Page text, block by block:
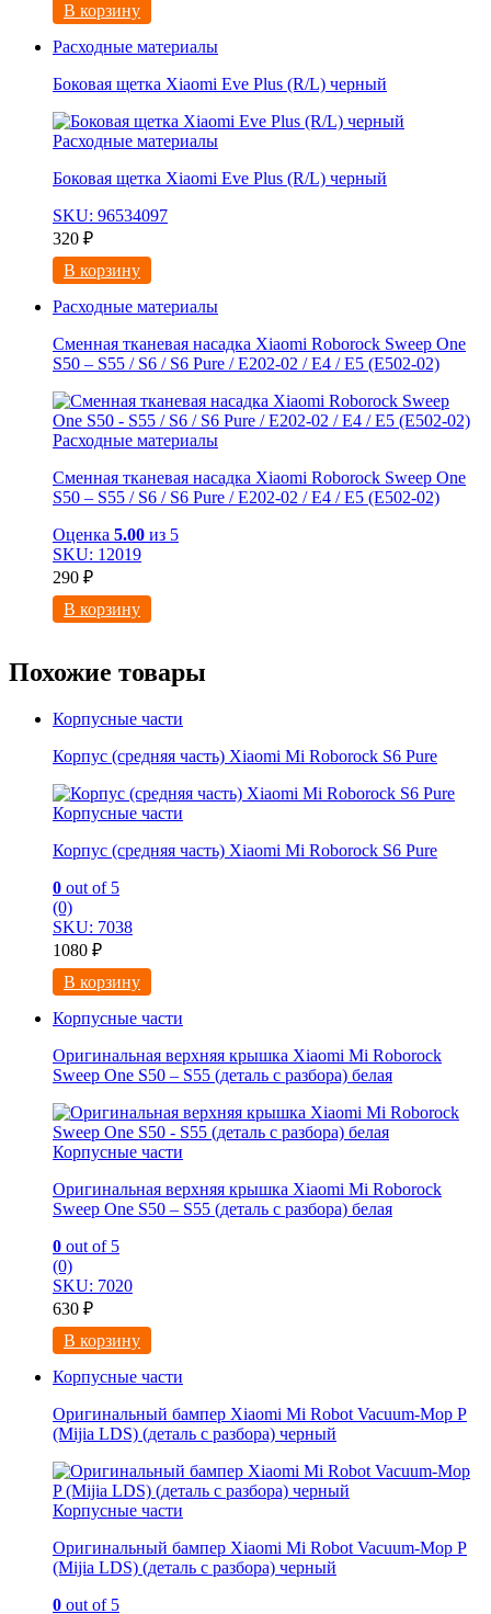
В корзину
Расходные материалы
Боковая щетка Xiaomi Eve Plus (R/L) черный
Расходные материалы
Боковая щетка Xiaomi Eve Plus (R/L) черный
SKU: 96534097
320 ₽
В корзину
Расходные материалы
Сменная тканевая насадка Xiaomi Roborock Sweep One
S50 – S55 / S6 / S6 Pure / E202-02 / E4 / E5 (E502-02)
Расходные материалы
Сменная тканевая насадка Xiaomi Roborock Sweep One
S50 – S55 / S6 / S6 Pure / E202-02 / E4 / E5 (E502-02)
Оценка 5.00 из 5
SKU: 12019
290 ₽
В корзину
Похожие товары
Корпусные части
Корпус (средняя часть) Xiaomi Mi Roborock S6 Pure
Корпусные части
Корпус (средняя часть) Xiaomi Mi Roborock S6 Pure
0 out of 5
(0)
SKU: 7038
1080 ₽
В корзину
Корпусные части
Оригинальная верхняя крышка Xiaomi Mi Roborock
Sweep One S50 – S55 (деталь с разбора) белая
Корпусные части
Оригинальная верхняя крышка Xiaomi Mi Roborock
Sweep One S50 – S55 (деталь с разбора) белая
0 out of 5
(0)
SKU: 7020
630 ₽
В корзину
Корпусные части
Оригинальный бампер Xiaomi Mi Robot Vacuum-Mop P
(Mijia LDS) (деталь с разбора) черный
Корпусные части
Оригинальный бампер Xiaomi Mi Robot Vacuum-Mop P
(Mijia LDS) (деталь с разбора) черный
0 out of 5